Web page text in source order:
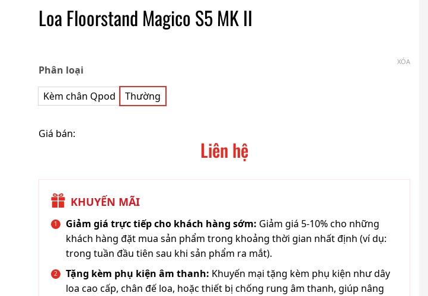
Loa Floorstand Magico S5 MK II
Phân loại
Kèm chân Qpod
Thường
XÓA
Giá bán:
Liên hệ
KHUYẾN MÃI
Giảm giá trực tiếp cho khách hàng sớm: Giảm giá 5-10% cho những
khách hàng đặt mua sản phẩm trong khoảng thời gian nhất định (ví dụ:
trong tuần đầu tiên sau khi sản phẩm ra mắt).
Tặng kèm phụ kiện âm thanh: Khuyến mại tặng kèm phụ kiện như dây
loa cao cấp, chân đế loa, hoặc thiết bị chống rung âm thanh, giúp nâng